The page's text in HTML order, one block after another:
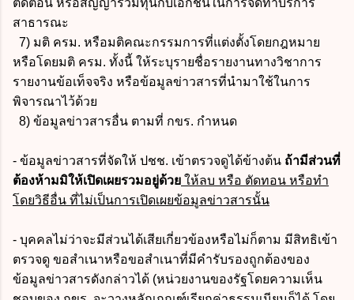
ตัดตอน หรือสัญญาร่วมทุนกับเอกชนในการจัดทำบริการ
สาธารณะ
7) มติ ครม. หรือมติคณะกรรมการที่แต่งตั้งโดยกฎหมาย
หรือโดยมติ ครม. ทั้งนี้ ให้ระบุรายชื่อรายงานทางวิชาการ
รายงานข้อเท็จจริง หรือข้อมูลข่าวสารที่นำมาใช้ในการ
พิจารณาไว้ด้วย
8) ข้อมูลข่าวสารอื่น ตามที่ กขร. กำหนด
- ข้อมูลข่าวสารที่จัดให้ ปชช. เข้าตรวจดูได้ข้างต้น ถ้ามีส่วนที่
ต้องห้ามมิให้เปิดเผยรวมอยู่ด้วย ให้ลบ หรือ ตัดทอน หรือทำ
โดยวิธีอื่น ที่ไม่เป็นการเปิดเผยข้อมูลข่าวสารนั้น
- บุคคลไม่ว่าจะมีส่วนได้เสียเกี่ยวข้องหรือไม่ก็ตาม มีสิทธิเข้า
ตรวจดู ขอสำเนาหรือขอสำเนาที่มีคำรับรองถูกต้องของ
ข้อมูลข่าวสารดังกล่าวได้ (หน่วยงานของรัฐโดยความเห็น